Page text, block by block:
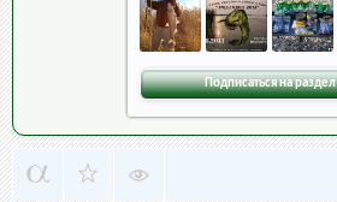
Подписаться на раздел